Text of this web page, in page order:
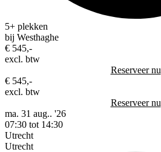
5+ plekken
bij Westhaghe
€ 545,-
excl. btw
Reserveer nu
€ 545,-
excl. btw
Reserveer nu
ma. 31 aug.. '26
07:30 tot 14:30
Utrecht
Utrecht